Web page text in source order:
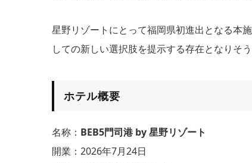
星野リゾートにとって福岡県初進出となる本
しての新しい選択肢を提示する存在となりそ
ホテル概要
名称： BEB5門司港 by 星野リゾート
開業：2026年7月24日